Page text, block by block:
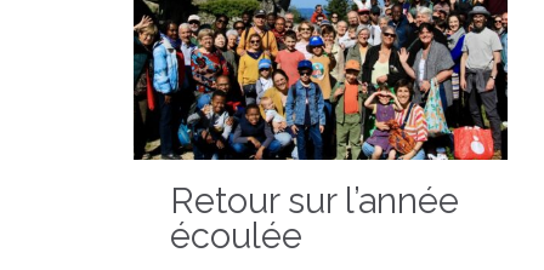
Retour sur l’année
écoulée